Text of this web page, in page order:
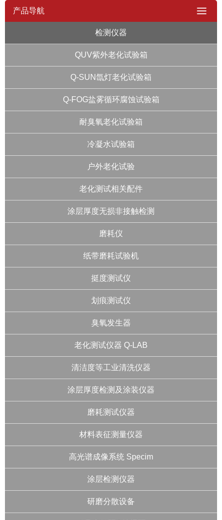
产品导航
检测仪器
QUV紫外老化试验箱
Q-SUN氙灯老化试验箱
Q-FOG盐雾循环腐蚀试验箱
耐臭氧老化试验箱
冷凝水试验箱
户外老化试验
老化测试相关配件
涂层厚度无损非接触检测
磨耗仪
纸带磨耗试验机
挺度测试仪
划痕测试仪
臭氧发生器
老化测试仪器 Q-LAB
清洁度等工业清洗仪器
涂层厚度检测及涂装仪器
磨耗测试仪器
材料表征测量仪器
高光谱成像系统 Specim
涂层检测仪器
研磨分散设备